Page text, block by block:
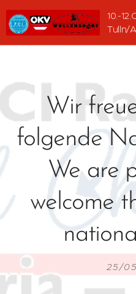
10.-
Tulln/
Wir
folgende
We are
welcome
25/